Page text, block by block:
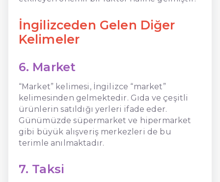
İngilizceden Gelen Diğer
Kelimeler
6. Market
“Market” kelimesi, İngilizce “market”
kelimesinden gelmektedir. Gıda ve çeşitli
ürünlerin satıldığı yerleri ifade eder.
Günümüzde süpermarket ve hipermarket
gibi büyük alışveriş merkezleri de bu
terimle anılmaktadır.
7. Taksi